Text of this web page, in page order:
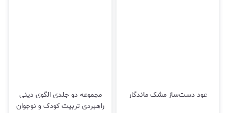
عود دست‌ساز مشک ماندگار
مجموعه دو جلدی الگوی دینی
راهبردی تربیت کودک و نوجوان